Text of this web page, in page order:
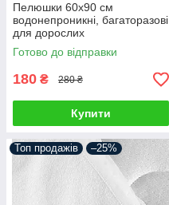
Пелюшки 60х90 см
водонепроникні, багаторазові
для дорослих
Готово до відправки
180 ₴ 280 ₴
Купити
Топ продажів –25%